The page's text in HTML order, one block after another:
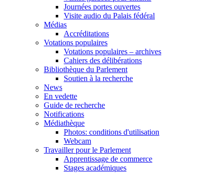
Journées portes ouvertes
Visite audio du Palais fédéral
Médias
Accréditations
Votations populaires
Votations populaires – archives
Cahiers des délibérations
Bibliothèque du Parlement
Soutien à la recherche
News
En vedette
Guide de recherche
Notifications
Médiathèque
Photos: conditions d'utilisation
Webcam
Travailler pour le Parlement
Apprentissage de commerce
Stages académiques